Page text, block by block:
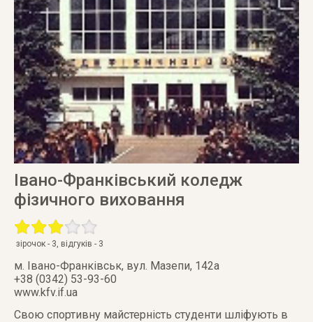
Івано-Франківський коледж
фізичного виховання
зірочок - 3, відгуків - 3
м. Івано-Франківськ, вул. Мазепи, 142a
+38 (0342) 53-93-60
www.kfv.if.ua
Свою спортивну майстерність студенти шліфують в